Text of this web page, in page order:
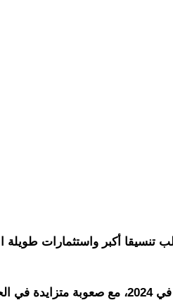
تنسيقا أكبر واستثمارات طويلة
وأشار إلى أن نحو 307 ملايين إفريقي عانوا من سوء التغذية في 2024،